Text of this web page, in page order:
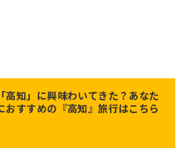
「高知 」に興味わいてきた？あなた
おすすめの『高知』旅行はこちら